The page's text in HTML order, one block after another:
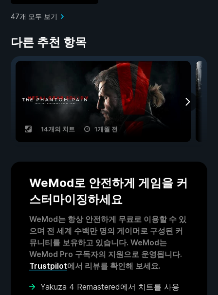
47개 모두 보기
다른 추천 항목
14개의 치트 1개월 전
WeMod로 안전하게 게임을 커
스터마이징하세요
WeMod는 항상 안전하게 무료로 이용할 수 있
으며 전 세계 수백만 명의 게이머로 구성된 커
뮤니티를 보유하고 있습니다. WeMod는
WeMod Pro 구독자의 지원으로 운영됩니다.
Trustpilot에서 리뷰를 확인해 보세요.
Yakuza 4 Remastered에서 치트를 사용